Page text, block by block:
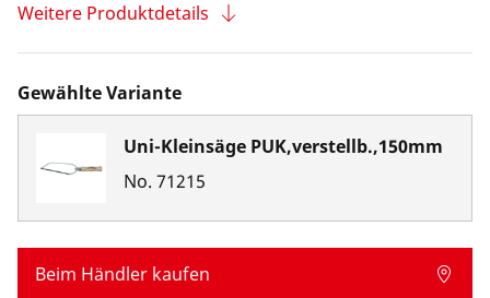
Weitere Produktdetails
Gewählte Variante
Uni-Kleinsäge PUK,verstellb.,150mm
No. 71215
Beim Händler kaufen